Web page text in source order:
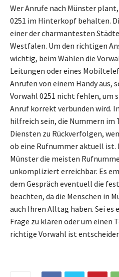
Wer Anrufe nach Münster
0251 im Hinterkopf behalten.
einer der charmantesten
Westfalen. Um den richtigen
wichtig, beim Wählen die
Leitungen oder eines
Anrufen von einem Handy aus,
Vorwahl 0251 nicht fehlen, um
Anruf korrekt verbunden wird.
hilfreich sein, die Nummern im
Diensten zu Rückverfolgen,
ob eine Rufnummer aktuell ist.
Münster die meisten
unkompliziert erreichbar. Es
dem Gespräch eventuell die
beachten, da die Menschen in
auch Ihren Alltag haben. Sei es
Frage zu klären oder um einen
richtige Vorwahl ist